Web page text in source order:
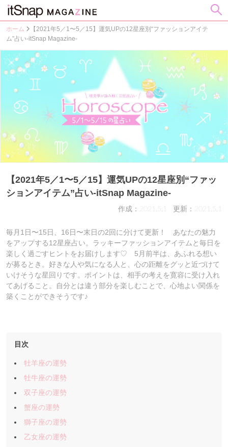
ホーム
【2021年5／1〜5／15】運気UPの12星座別“ファッションアイテ
ム”占い-itSnap Magazine-
【2021年5／1〜5／15】運気UPの12星座別“ファッ
ションアイテム”占い-itSnap Magazine-
作成：2021.5.1 更新：2021.5.1
毎月1日〜15日、16日〜末日の2回に分けて更新！ あなたの魅力
をアップする12星座占い。ラッキーファッションアイテムと毎日を
楽しく過ごすヒントをお届けします♡ 5月前半は、あふれる想い
が募るとき。好きな人や気になる人と、心の距離をグッと近づけて
いけそうな星回りです。ポイントは、相手の考えを寛容に受け入れ
てあげること。自分とは違う部分を楽しむことで、心地よい関係を
築くことができそうです♪
目次
牡羊座の運勢
牡牛座の運勢
双子座の運勢
蟹座の運勢
獅子座の運勢
乙女座の運勢